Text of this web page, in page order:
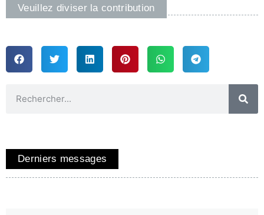
Veuillez diviser la contribution
Derniers messages